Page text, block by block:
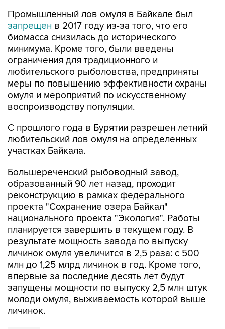
Промышленный лов омуля в Байкале был
запрещен в 2017 году из-за того, что его
биомасса снизилась до исторического
минимума. Кроме того, были введены
ограничения для традиционного и
любительского рыболовства, предприняты
меры по повышению эффективности охраны
омуля и мероприятий по искусственному
воспроизводству популяции.
С прошлого года в Бурятии разрешен летний
любительский лов омуля на определенных
участках Байкала.
Большереченский рыбоводный завод,
образованный 90 лет назад, проходит
реконструкцию в рамках федерального
проекта "Сохранение озера Байкал"
национального проекта "Экология". Работы
планируется завершить в текущем году. В
результате мощность завода по выпуску
личинок омуля увеличится в 2,5 раза: с 500
млн до 1,25 млрд личинок в год. Кроме того,
впервые за последние десять лет будут
запущены мощности по выпуску 2,5 млн штук
молоди омуля, выживаемость которой выше
личинок.